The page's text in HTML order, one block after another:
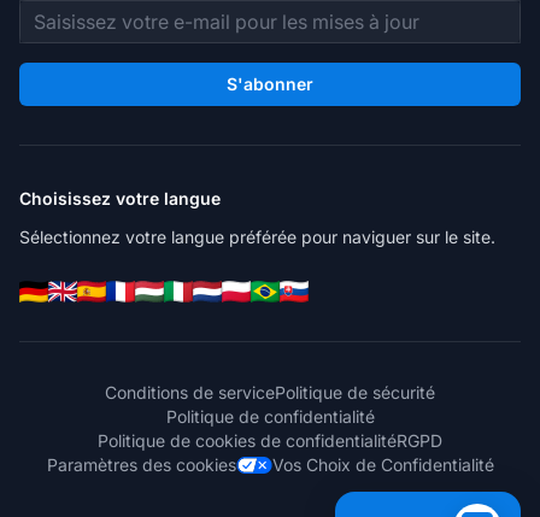
Adresse e-mail
S'abonner
Choisissez votre langue
Sélectionnez votre langue préférée pour naviguer sur le site.
Conditions de servicePolitique de sécurité
Politique de confidentialité
Politique de cookies de confidentialitéRGPD
Paramètres des cookies
Vos Choix de Confidentialité